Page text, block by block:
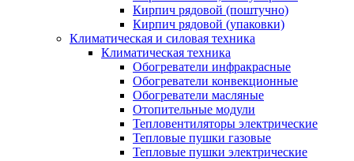
Кирпич рядовой (поштучно)
Кирпич рядовой (упаковки)
Климатическая и силовая техника
Климатическая техника
Обогреватели инфракрасные
Обогреватели конвекционные
Обогреватели масляные
Отопительные модули
Тепловентиляторы электрические
Тепловые пушки газовые
Тепловые пушки электрические